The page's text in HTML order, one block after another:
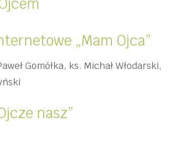
„Mam Ojca”
Gomółka, ks. Michał Włodarski,
nasz”